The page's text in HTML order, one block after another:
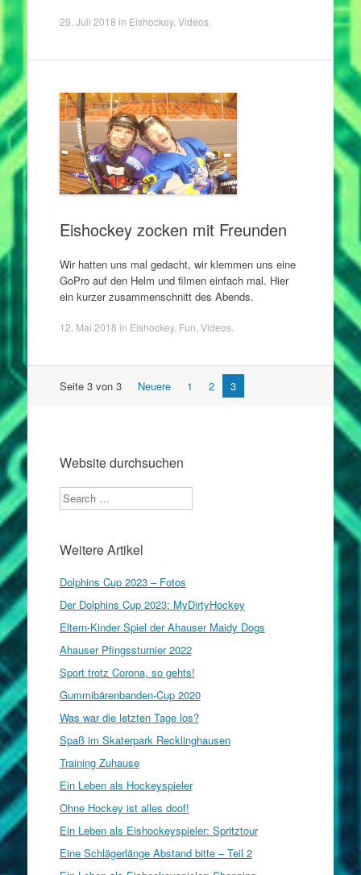
29. Juli 2018 in Eishockey, Videos.
Eishockey zocken mit Freunden
Wir hatten uns mal gedacht, wir klemmen uns eine
GoPro auf den Helm und filmen einfach mal. Hier
ein kurzer zusammenschnitt des Abends.
12. Mai 2018 in Eishockey, Fun Videos.
Artikel
Seite 3 von 3 Neuere 1 2 3
Website durchsuchen
Search
Weitere Artikel
Dolphins Cup 2023 – Fotos
Der Dolphins Cup 2023: MyDirtyHockey
Eltern-Kinder Spiel der Ahauser Maidy Dogs
Ahauser Pfingssturnier 2022
Sport trotz Corona, so gehts!
Gummibärenbanden-Cup 2020
Was war die letzten Tage los?
Spaß im Skaterpark Recklinghausen
Training Zuhause
Ein Leben als Hockeyspieler
Ohne Hockey ist alles doof!
Ein Leben als Eishockeyspieler: Spritztour
Eine Schlägerlänge Abstand bitte – Teil 2